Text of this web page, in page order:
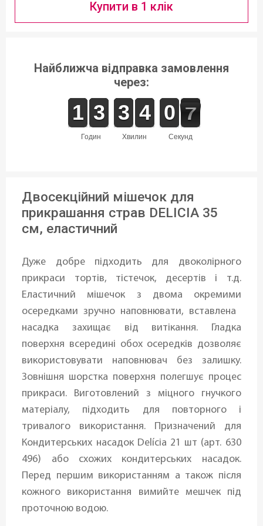
Купити в 1 клік
Найближча відправка замовлення
через:
годин
1
1
1
1 2
2
3
3
хвилин
2
2
3
3 3
3
4
4
секунд
1
0
0 7
6
6
Двосекційний мішечок для
прикрашання страв DELICIA 35
см, еластичний
Дуже добре підходить для двоколірного
прикраси тортів, тістечок, десертів і т.д.
Еластичний мішечок з двома окремими
осередками зручно наповнювати, вставлена ​​
насадка захищає від витікання. Гладка
поверхня всередині обох осередків дозволяє
використовувати наповнювач без залишку.
Зовнішня шорстка поверхня полегшує процес
прикраси. Виготовлений з міцного гнучкого
матеріалу, підходить для повторного і
тривалого використання. Призначений для
Кондитерських насадок Delícia 21 шт (арт. 630
496) або схожих кондитерських насадок.
Перед першим використанням а також після
кожного використання вимийте мешчек під
проточною водою.